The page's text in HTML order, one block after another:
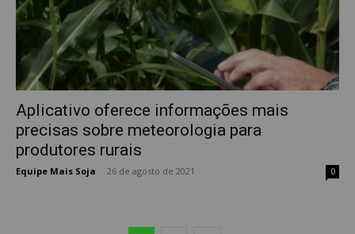
Aplicativo oferece informações mais
precisas sobre meteorologia para
produtores rurais
Equipe Mais Soja 26 de agosto de 2021 0